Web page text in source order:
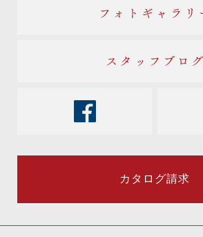
カタログ請求